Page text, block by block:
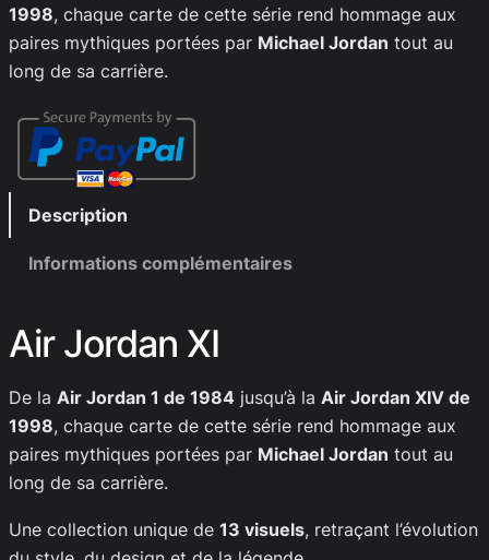
1998, chaque carte de cette série rend hommage aux
paires mythiques portées par Michael Jordan tout au
long de sa carrière.
Description
Informations complémentaires
Air Jordan XI
De la Air Jordan 1 de 1984 jusqu’à la Air Jordan XIV de
1998, chaque carte de cette série rend hommage aux
paires mythiques portées par Michael Jordan tout au
long de sa carrière.
Une collection unique de 13 visuels, retraçant l’évolution